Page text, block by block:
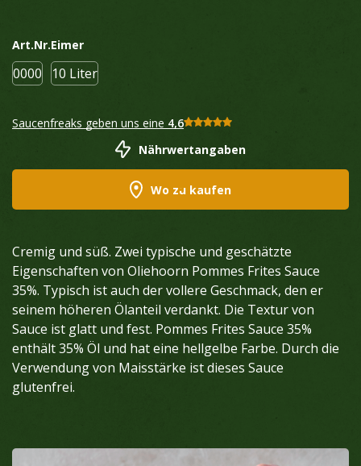
Art.Nr.
0000
Eimer
10 Liter
Saucenfreaks geben uns eine 4,6
Nährwertangaben
Wo zu kaufen
Cremig und süß. Zwei typische und geschätzte
Eigenschaften von Oliehoorn Pommes Frites Sauce
35%. Typisch ist auch der vollere Geschmack, den er
seinem höheren Ölanteil verdankt. Die Textur von
Sauce ist glatt und fest. Pommes Frites Sauce 35%
enthält 35% Öl und hat eine hellgelbe Farbe. Durch die
Verwendung von Maisstärke ist dieses Sauce
glutenfrei.